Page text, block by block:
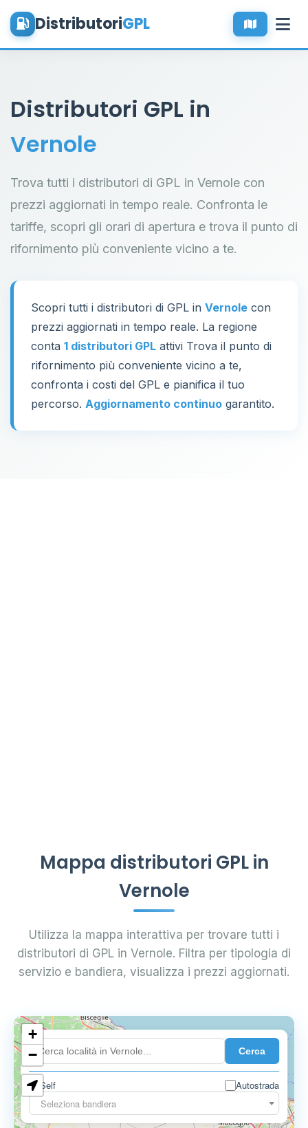
DistributoriGPL
Distributori GPL in
Vernole
Trova tutti i distributori di GPL in Vernole con
prezzi aggiornati in tempo reale. Confronta le
tariffe, scopri gli orari di apertura e trova il punto di
rifornimento più conveniente vicino a te.
Scopri tutti i distributori di GPL in Vernole con
prezzi aggiornati in tempo reale. La regione
conta 1 distributori GPL attivi Trova il punto di
rifornimento più conveniente vicino a te,
confronta i costi del GPL e pianifica il tuo
percorso. Aggiornamento continuo garantito.
Mappa distributori GPL in
Vernole
Utilizza la mappa interattiva per trovare tutti i
distributori di GPL in Vernole. Filtra per tipologia di
servizio e bandiera, visualizza i prezzi aggiornati.
Cerca
Self
Autostrada
Seleziona bandiera
4
+
−